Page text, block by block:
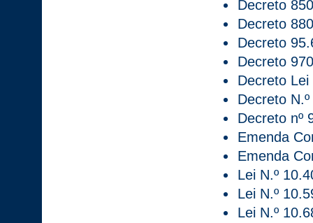
Decreto
Decreto
Decreto
Decreto
Decreto
Decreto
Decreto nº
Emenda
Emenda
Lei N.º
Lei N.º
Lei N.º